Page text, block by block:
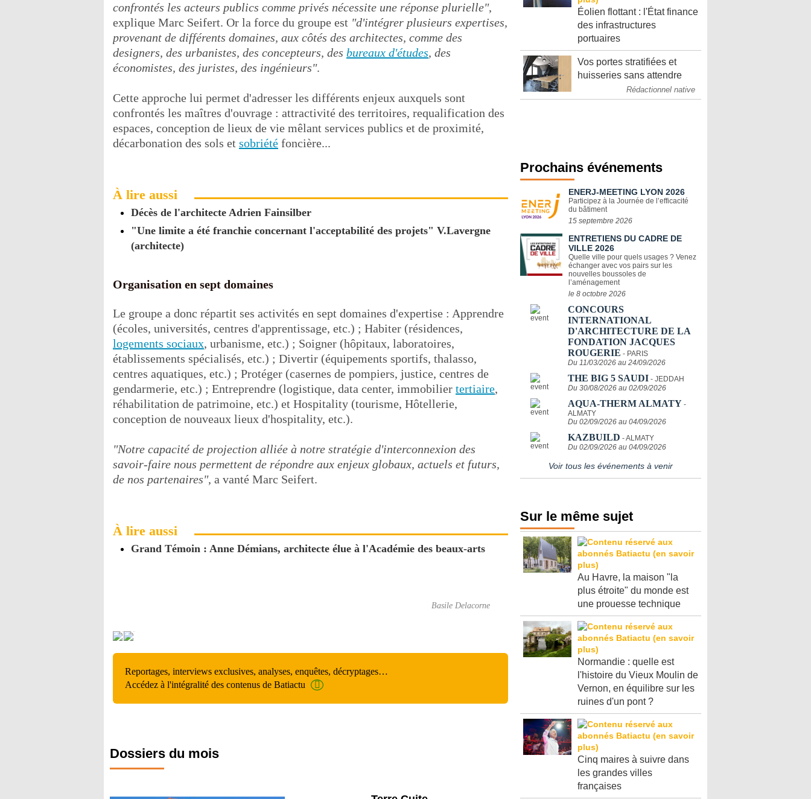
confrontés les acteurs publics comme privés nécessite une réponse plurielle",
explique Marc Seifert. Or la force du groupe est "d'intégrer plusieurs expertises,
provenant de différents domaines, aux côtés des architectes, comme des
designers, des urbanistes, des concepteurs, des bureaux d'études, des
économistes, des juristes, des ingénieurs".
Cette approche lui permet d'adresser les différents enjeux auxquels sont
confrontés les maîtres d'ouvrage : attractivité des territoires, requalification des
espaces, conception de lieux de vie mêlant services publics et de proximité,
décarbonation des sols et sobriété foncière...
À lire aussi
Décès de l'architecte Adrien Fainsilber
"Une limite a été franchie concernant l'acceptabilité des projets" V.Lavergne
(architecte)
Organisation en sept domaines
Le groupe a donc répartit ses activités en sept domaines d'expertise : Apprendre
(écoles, universités, centres d'apprentissage, etc.) ; Habiter (résidences,
logements sociaux, urbanisme, etc.) ; Soigner (hôpitaux, laboratoires,
établissements spécialisés, etc.) ; Divertir (équipements sportifs, thalasso,
centres aquatiques, etc.) ; Protéger (casernes de pompiers, justice, centres de
gendarmerie, etc.) ; Entreprendre (logistique, data center, immobilier tertiaire,
réhabilitation de patrimoine, etc.) et Hospitality (tourisme, Hôtellerie,
conception de nouveaux lieux d'hospitality, etc.).
"Notre capacité de projection alliée à notre stratégie d'interconnexion des
savoir-faire nous permettent de répondre aux enjeux globaux, actuels et futurs,
de nos partenaires", a vanté Marc Seifert.
À lire aussi
Grand Témoin : Anne Démians, architecte élue à l'Académie des beaux-arts
Basile Delacorne
Reportages, interviews exclusives, analyses, enquêtes, décryptages…
Accédez à l'intégralité des contenus de Batiactu
Dossiers du mois
Éolien flottant : l'État finance
des infrastructures
portuaires
Vos portes stratifiées et
huisseries sans attendre
Rédactionnel native
Prochains événements
ENERJ-MEETING LYON 2026
Participez à la Journée de l’efficacité
du bâtiment
15 septembre 2026
ENTRETIENS DU CADRE DE
VILLE 2026
Quelle ville pour quels usages ? Venez
échanger avec vos pairs sur les
nouvelles boussoles de
l’aménagement
le 8 octobre 2026
CONCOURS
INTERNATIONAL
D'ARCHITECTURE DE LA
FONDATION JACQUES
ROUGERIE - PARIS
Du 11/03/2026 au 24/09/2026
THE BIG 5 SAUDI - JEDDAH
Du 30/08/2026 au 02/09/2026
AQUA-THERM ALMATY -
ALMATY
Du 02/09/2026 au 04/09/2026
KAZBUILD - ALMATY
Du 02/09/2026 au 04/09/2026
Voir tous les événements à venir
Sur le même sujet
Au Havre, la maison "la
plus étroite" du monde est
une prouesse technique
Normandie : quelle est
l'histoire du Vieux Moulin de
Vernon, en équilibre sur les
ruines d'un pont ?
Cinq maires à suivre dans
les grandes villes
françaises